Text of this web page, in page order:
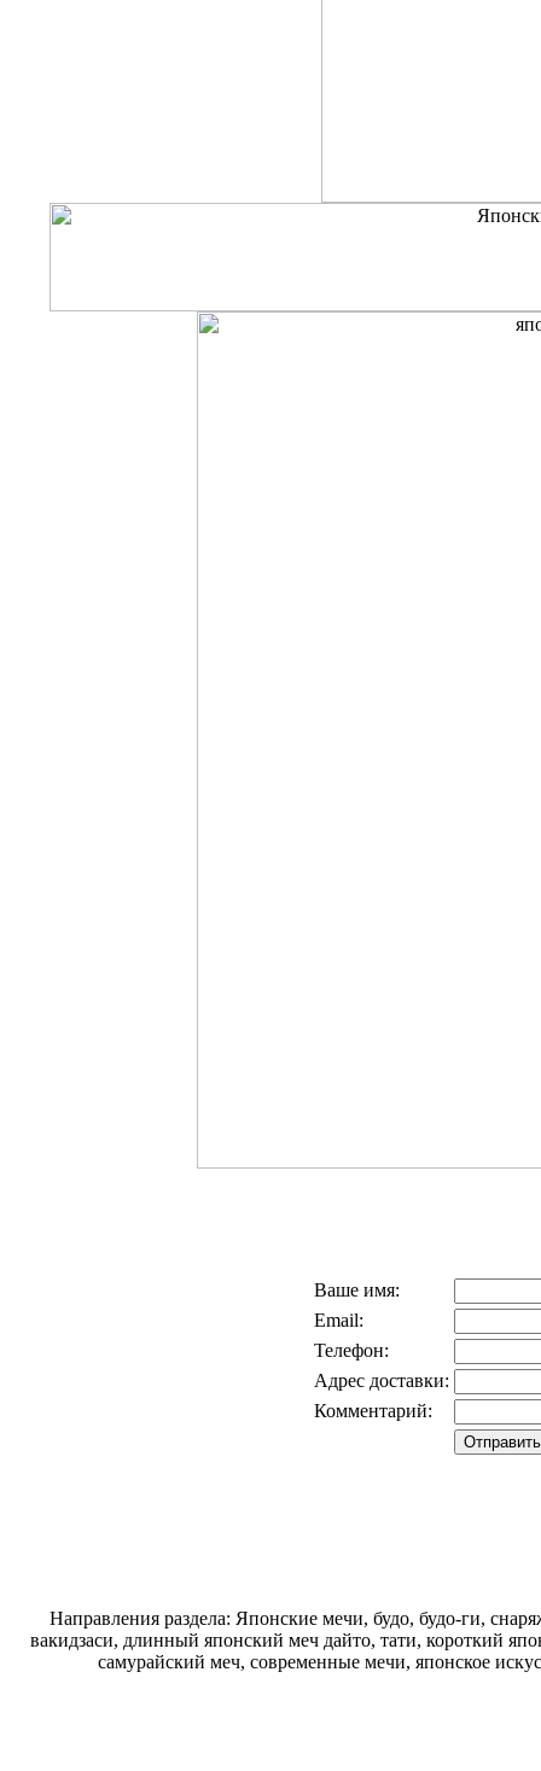
Ваше имя:
Email:
Телефон:
Адрес доставки:
Комментарий:
Направления раздела: Японские мечи, будо, будо-ги,
вакидзаси, длинный японский меч дайто, тати, короткий
самурайский меч, современные мечи, японское